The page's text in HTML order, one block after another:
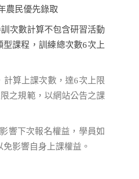
農民優先錄取
次數計算不包含研習活動
課程，訓練總次數6次上
計算上課次數，達6次上限
之規範，以網站公告之課
響下次報名權益，學員如
影響自身上課權益。